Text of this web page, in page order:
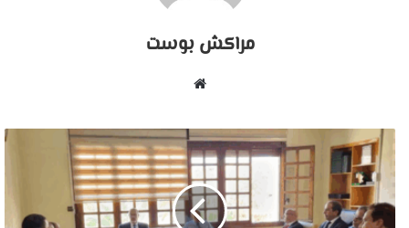
مراكش بوست